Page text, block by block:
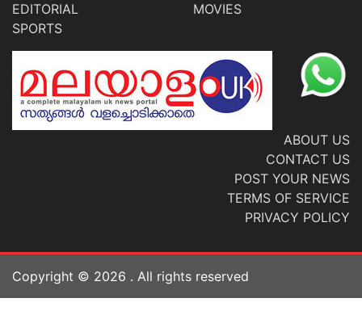
EDITORIAL
SPORTS
MOVIES
ABOUT US
CONTACT US
POST YOUR NEWS
TERMS OF SERVICE
PRIVACY POLICY
Copyright © 2026 . All rights reserved